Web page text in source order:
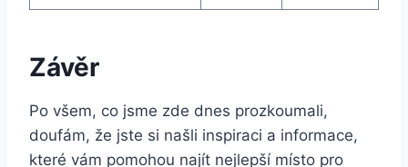
Závěr
Po všem, ‌co jsme zde dnes prozkoumali,⁤
doufám, že jste⁣ si našli inspiraci a informace,
které vám pomohou najít ​nejlepší místo ⁤pro